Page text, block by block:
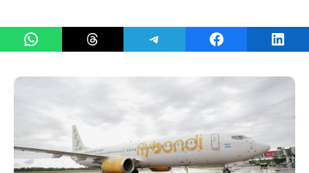
Share on WhatsAppShare on ThreadsShare on TelegramShare on Facebook